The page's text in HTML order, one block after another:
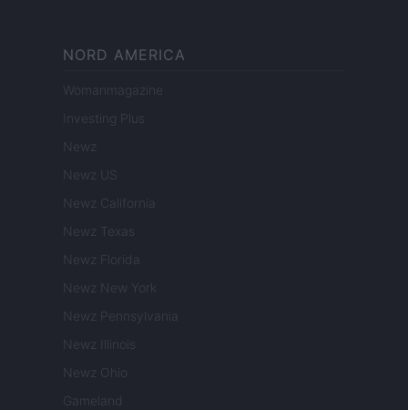
NORD AMERICA
Womanmagazine
Investing Plus
Newz
Newz US
Newz California
Newz Texas
Newz Florida
Newz New York
Newz Pennsylvania
Newz Illinois
Newz Ohio
Gameland